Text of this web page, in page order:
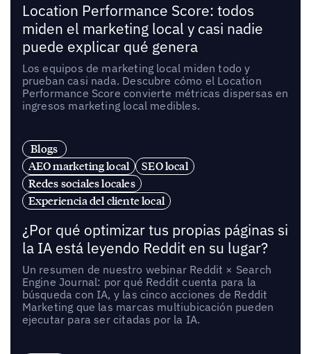
Location Performance Score: todos
miden el marketing local y casi nadie
puede explicar qué genera
Los equipos de marketing local miden todo y
prueban casi nada. Descubre cómo el Location
Performance Score convierte métricas dispersas en
ingresos marketing local medibles.
Blogs
AEO marketing local
SEO local
Redes sociales locales
Experiencia del cliente local
¿Por qué optimizar tus propias páginas si
la IA está leyendo Reddit en su lugar?
Un resumen de nuestro webinar Reddit × Search
Engine Journal: por qué Reddit cuenta para la
búsqueda con IA, y las cinco acciones de Reddit
Marketing que las marcas multiubicación pueden
ejecutar para ser citadas por la IA.